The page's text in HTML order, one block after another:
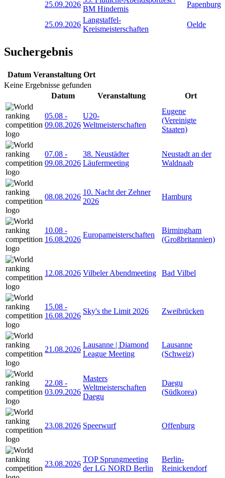
25.09.2026
BM Hindernis
Papenburg
25.09.2026
Langstaffel-
Kreismeisterschaften
Oelde
Suchergebnis
Datum Veranstaltung Ort
Keine Ergebnisse gefunden
Datum
Veranstaltung Ort
05.08 -
09.08.2026
U20-
Weltmeisterschaften
Eugene
(Vereinigte
Staaten)
07.08 -
09.08.2026
38. Neustädter
Läufermeeting
Neustadt an der
Waldnaab
08.08.2026
10. Nacht der Zehner
2026
Hamburg
10.08 -
16.08.2026
Europameisterschaften
Birmingham
(Großbritannien)
12.08.2026 Vilbeler Abendmeeting Bad Vilbel
15.08 -
16.08.2026
Sky's the Limit 2026 Zweibrücken
21.08.2026
Lausanne | Diamond
League Meeting
Lausanne
(Schweiz)
22.08 -
03.09.2026
Masters
Weltmeisterschaften
Daegu
Daegu
(Südkorea)
23.08.2026 Speerwurf Offenburg
23.08.2026
TOP Sprungmeeting
der LG NORD Berlin
Berlin-
Reinickendorf